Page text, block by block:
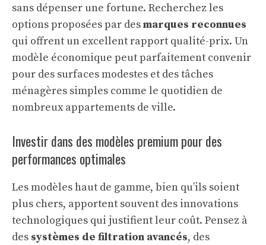
sans dépenser une fortune. Recherchez les
options proposées par desmarques reconnues
qui offrent un excellent rapport qualité-prix. Un
modèle économique peut parfaitement convenir
pour des surfaces modestes et des tâches
ménagères simples comme le quotidien de
nombreux appartements de ville.
Investir dans des modèles premium pour des
performances optimales
Les modèles haut de gamme, bien qu’ils soient
plus chers, apportent souvent des innovations
technologiques qui justifient leur coût. Pensez à
des systèmes de filtration avancés, des